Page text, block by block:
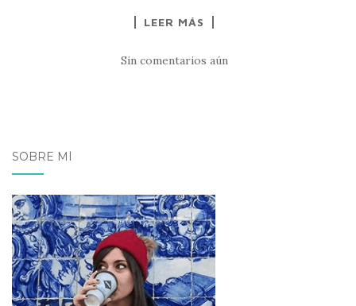
LEER MÁS
Sin comentarios aún
SOBRE MÍ